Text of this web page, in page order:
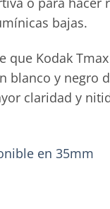
bajas.
que Kodak
blanco y negro
claridad y
en 35mm